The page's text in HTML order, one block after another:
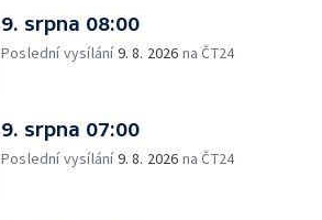
9. srpna 08:00
Poslední vysílání9. 8. 2026 na ČT24
9. srpna 07:00
Poslední vysílání9. 8. 2026 na ČT24